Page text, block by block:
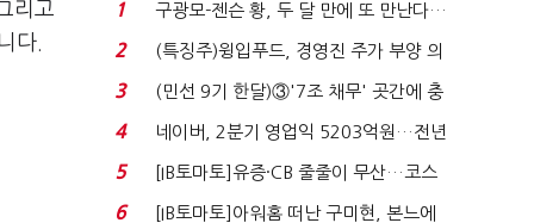
리고
다.
1
구광모-젠슨 황, 두 달 만에 또 만난다…
로봇·AI 등 논...
2
(특징주)윙입푸드, 경영진 주가 부양 의
지에 상한가...
3
(민선 9기 한달)③'7조 채무' 곳간에 충
격…추미애, 20년...
4
네이버, 2분기 영업익 5203억원…전년
비 0.2% 감소...
5
[IB토마토]유증·CB 줄줄이 무산…코스
닥 벌점 급증에 ...
6
[IB토마토]아워홈 떠난 구미현, 본느에